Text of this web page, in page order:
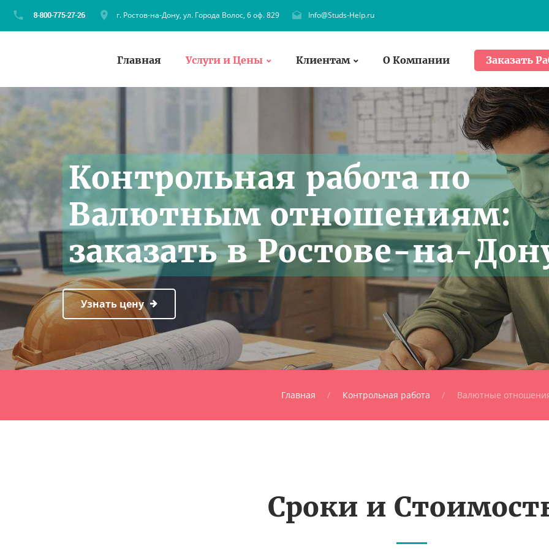
г. Ростов-на-Дону, ул. Города Волос, 6 оф. 829 Info@Studs-Help.ru
Главная Услуги и Цены Клиентам О Компании Заказать
Контрольная работа по
Валютным отношениям:
заказать в Ростове-на-
Узнать цену
Главная Контрольная работа Валютные
Сроки и